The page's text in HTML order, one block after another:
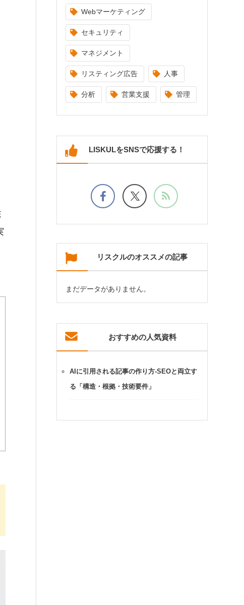
Webマーケティング
セキュリティ
マネジメント
リスティング広告 人事
分析 営業支援 管理
LISKULをSNSで応援する！
リスクルのオススメの記事
まだデータがありません。
おすすめの人気資料
AIに引用される記事の作り方-SEOと両立す
る「構造・根拠・技術要件」